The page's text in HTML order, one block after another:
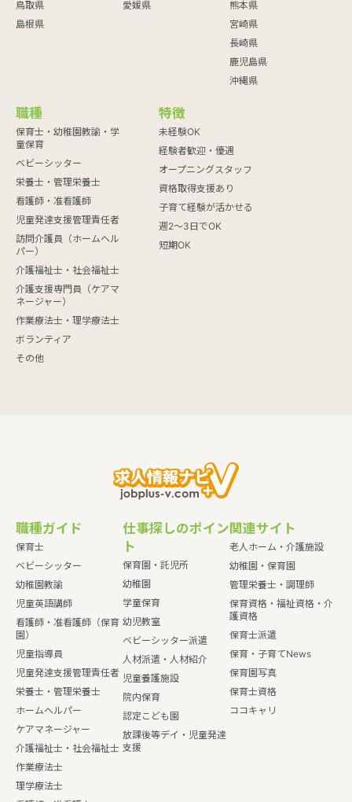
鳥取県
島根県
愛媛県
熊本県
宮崎県
長崎県
鹿児島県
沖縄県
職種
保育士・幼稚園教諭・学
童保育
ベビーシッター
栄養士・管理栄養士
看護師・准看護師
児童発達支援管理責任者
訪問介護員（ホームヘル
パー）
介護福祉士・社会福祉士
介護支援専門員（ケアマ
ネージャー）
作業療法士・理学療法士
ボランティア
その他
特徴
未経験OK
経験者歓迎・優遇
オープニングスタッフ
資格取得支援あり
子育て経験が活かせる
週2～3日でOK
短期OK
職種ガイド
保育士
ベビーシッター
幼稚園教諭
児童英語講師
看護師・准看護師（保育
園）
児童指導員
児童発達支援管理責任者
栄養士・管理栄養士
ホームヘルパー
ケアマネージャー
介護福祉士・社会福祉士
作業療法士
理学療法士
仕事探しのポイン
ト
保育園・託児所
幼稚園
学童保育
幼児教室
ベビーシッター派遣
人材派遣・人材紹介
児童養護施設
院内保育
認定こども園
放課後等デイ・児童発達
支援
関連サイト
老人ホーム・介護施設
幼稚園・保育園
管理栄養士・調理師
保育資格・福祉資格・介
護資格
保育士派遣
保育・子育てNews
保育園写真
保育士資格
ココキャリ